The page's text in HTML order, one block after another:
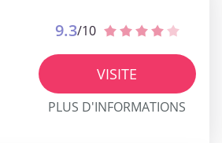
9.3/10
VISITE
PLUS D'INFORMATIONS